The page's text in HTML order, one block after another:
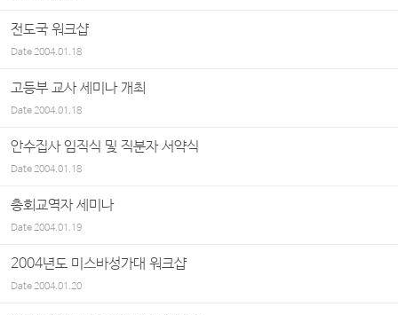
전도국 워크샵
Date2004.01.18
고등부 교사 세미나 개최
Date2004.01.18
안수집사 임직식 및 직분자 서약식
Date2004.01.18
총회교역자 세미나
Date2004.01.19
2004년도 미스바성가대 워크샵
Date2004.01.20